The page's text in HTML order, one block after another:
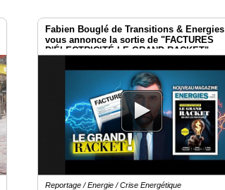
Fabien Bouglé de Transitions & Energies
vous annonce la sortie de "FACTURES
D'ÉLECTRICITÉ LE GRAND RACKET"
Reportage / Energie / Crise Energétique